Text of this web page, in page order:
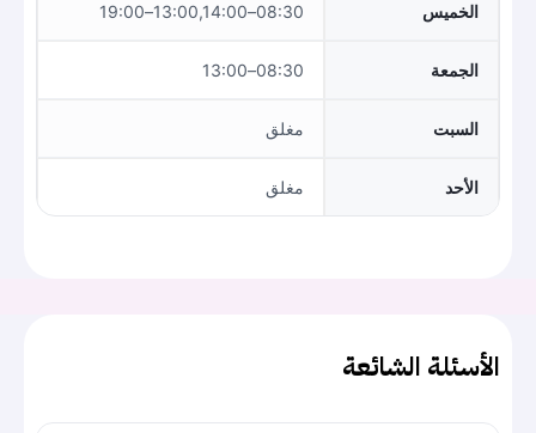
الخميس 08:30–13:00,14:00–19:00
الجمعة 08:30–13:00
السبت مغلق
الأحد مغلق
الأسئلة الشائعة